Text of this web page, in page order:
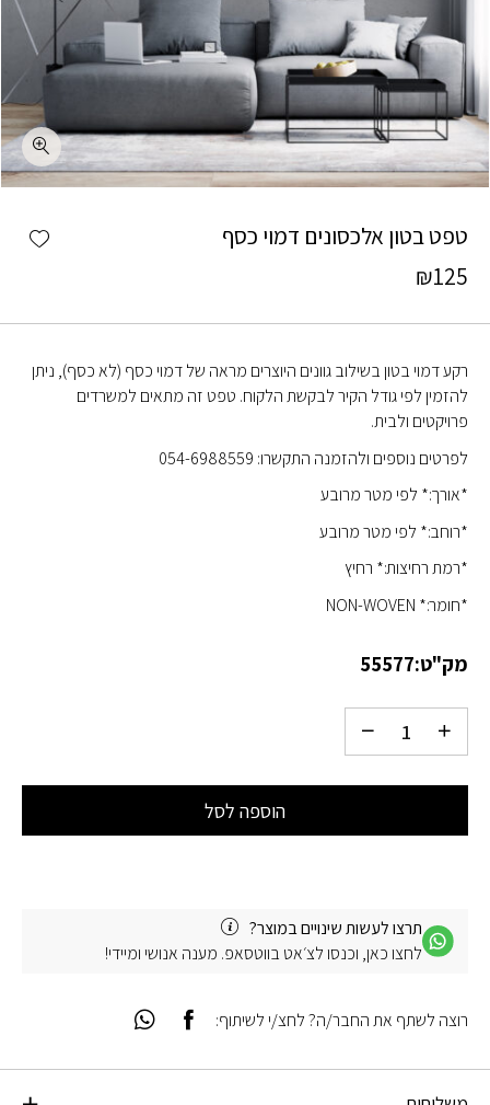
טפט בטון אלכסונים דמוי כסף
₪125
רקע דמוי בטון בשילוב גוונים היוצרים מראה של דמוי כסף (לא כסף), ניתן
להזמין לפי גודל הקיר לבקשת הלקוח. טפט זה מתאים למשרדים
פרויקטים ולבית.
לפרטים נוספים ולהזמנה התקשרו: 054-6988559
*אורך:* לפי מטר מרובע
*רוחב:* לפי מטר מרובע
*רמת רחיצות:* רחיץ
*חומר:* NON-WOVEN
מק"ט:55577
הוספה לסל
תרצו לעשות שינויים במוצר?
לחצו כאן, וכנסו לצ׳אט בווטסאפ. מענה אנושי ומיידי!
רוצה לשתף את החבר/ה? לחצ/י לשיתוף: